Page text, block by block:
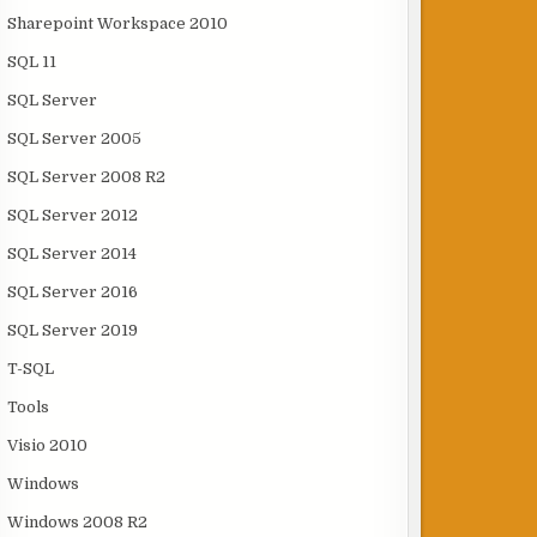
Sharepoint Workspace 2010
SQL 11
SQL Server
SQL Server 2005
SQL Server 2008 R2
SQL Server 2012
SQL Server 2014
SQL Server 2016
SQL Server 2019
T-SQL
Tools
Visio 2010
Windows
Windows 2008 R2